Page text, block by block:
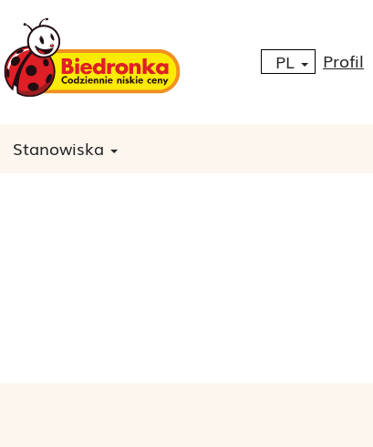
PL Profil
Stanowiska